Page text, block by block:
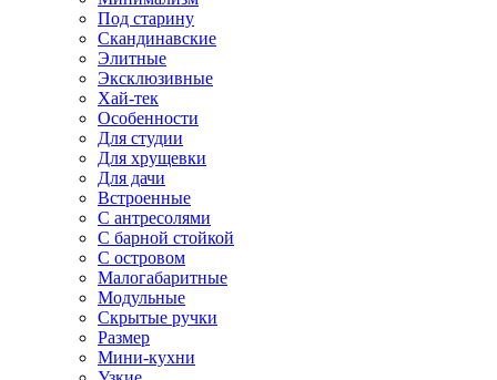
Под старину
Скандинавские
Элитные
Эксклюзивные
Хай-тек
Особенности
Для студии
Для хрущевки
Для дачи
Встроенные
С антресолями
С барной стойкой
С островом
Малогабаритные
Модульные
Скрытые ручки
Размер
Мини-кухни